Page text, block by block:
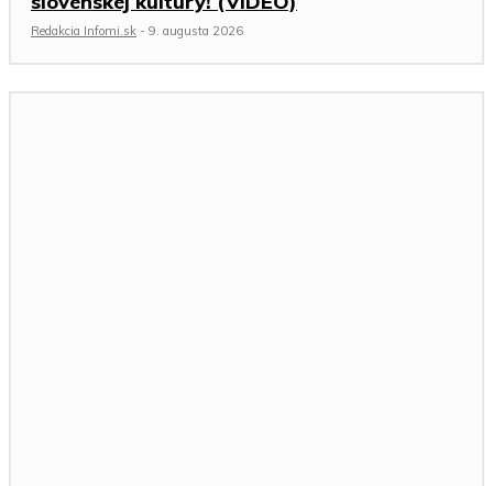
Redakcia Infomi.sk - 9. augusta 2026